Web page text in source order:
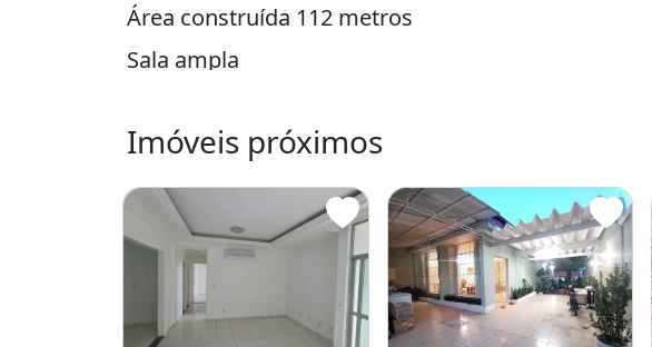
Área construída 112 metros
Sala ampla
Cozinha
Área de serviço
Quarto de serviço
Banheiro de serviço
Garagem
Imóveis próximos